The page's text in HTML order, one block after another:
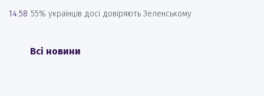
14:58 55% українців досі довіряють Зеленському
Всі новини